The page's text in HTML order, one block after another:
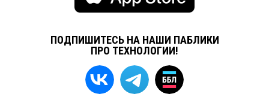
ПОДПИШИТЕСЬ НА НАШИ ПАБЛИКИ
ПРО ТЕХНОЛОГИИ!